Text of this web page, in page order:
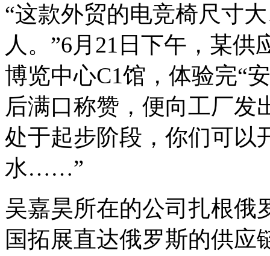
“这款外贸的电竞椅尺寸
人。”6月21日下午，某
博览中心C1馆，体验完“
后满口称赞，便向工厂发
处于起步阶段，你们可以
水……”
吴嘉昊所在的公司扎根俄
国拓展直达俄罗斯的供应